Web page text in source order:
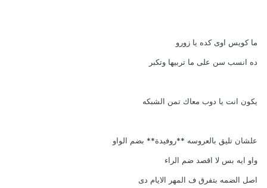
ما كويس اوى كده يا زورو
ده انسب سن على ما تربيها وتكبر
يكون انت يا دوب معاك تمن الشبكه
علشان تليق بالعروسه **روفيدة** بضم الواو
واو ايه بس لا اقصد ضم الراء
اصل الضمه بتفرق ف المهر الايام دى